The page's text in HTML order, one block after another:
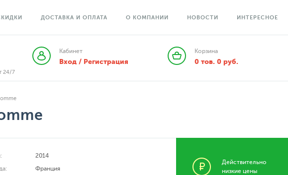
ДОСТАВКА И ОПЛАТА О КОМПАНИИ НОВОСТИ ИНТЕРЕСНОЕ
24/7
Кабинет
Вход / Регистрация
Корзина
0 тов. 0руб.
2014
Франция
Действительно
низкие цены